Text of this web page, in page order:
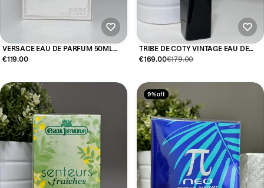
VERSACE EAU DE PARFUM 50ML
SPRAY
€119.00
TRIBE DE COTY VINTAGE EAU DE
TOILETTE 50ML
€169.00€179.00
9% off